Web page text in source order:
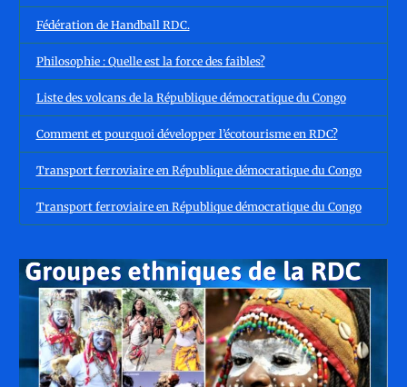
Fédération de Handball RDC.
Philosophie : Quelle est la force des faibles?
Liste des volcans de la République démocratique du Congo
Comment et pourquoi développer l’écotourisme en RDC?
Transport ferroviaire en République démocratique du Congo
Transport ferroviaire en République démocratique du Congo